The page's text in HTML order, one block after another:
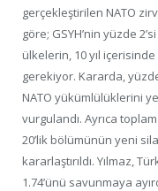
gerçekleştirilen NATO
göre; GSYH’nin yüzde
ülkelerin, 10 yıl
gerekiyor. Kararda,
NATO yükümlülüklerini
vurgulandı. Ayrıca
20’lik bölümünün yeni
kararlaştırıldı. Yılmaz,
1.74’ünü savunmaya